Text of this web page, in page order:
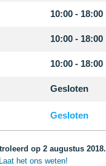
10:00 - 18:00
10:00 - 18:00
10:00 - 18:00
Gesloten
Gesloten
op 2 augustus 2018.
het ons weten!